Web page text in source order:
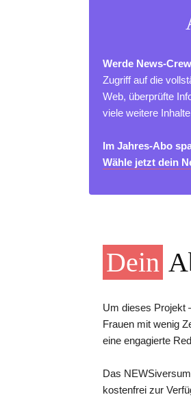
Werde News-
Zugriff auf die
Web, überprüfte
viele weitere
Im Jahres-Abo
Wähle jetzt dein
Dein
Um dieses Projekt
Frauen mit wenig
eine engagierte
Das
kostenfrei zur